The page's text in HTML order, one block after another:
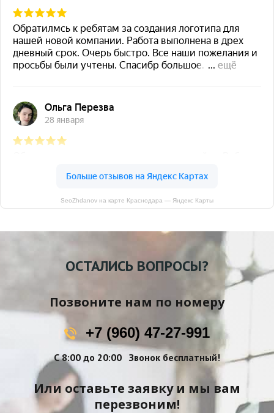
SeoZhdanov на карте Краснодара — Яндекс Карты
ОСТАЛИСЬ ВОПРОСЫ?
Позвоните нам по номеру
+7 (960) 47-27-991
С 8:00 до 20:00 Звонок бесплатный!
Или оставьте заявку и мы вам
перезвоним!